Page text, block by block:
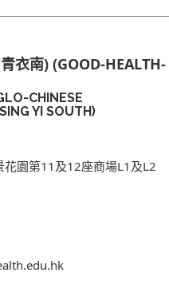
衣南) (GOOD-HEALTH-
CHINESE
YI SOUTH)
園第11及12座商場L1及L2